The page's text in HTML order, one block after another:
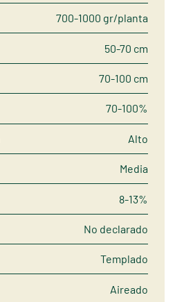
700-1000 gr/planta
50-70 cm
70-100 cm
70-100%
Alto
Media
8-13%
No declarado
Templado
Aireado